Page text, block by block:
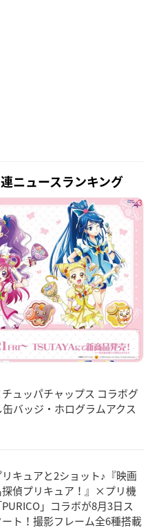
ニュースランキング
ュッパチャップス コラボグ
バッジ・ホログラムアクス
リキュアと2ショット♪『映画
偵プリキュア！』×プリ機
PURICO」コラボが8月3日ス
ート！撮影フレーム全6種搭載